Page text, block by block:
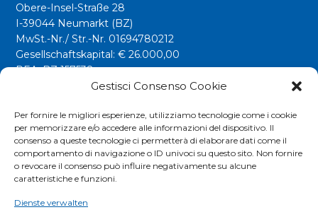
Gestisci Consenso Cookie
Per fornire le migliori esperienze, utilizziamo tecnologie come i cookie
per memorizzare e/o accedere alle informazioni del dispositivo. Il
consenso a queste tecnologie ci permetterà di elaborare dati come il
comportamento di navigazione o ID univoci su questo sito. Non fornire
o revocare il consenso può influire negativamente su alcune
caratteristiche e funzioni.
Dienste verwalten
Obere-Insel-Straße 28
I-39044 Neumarkt (BZ)
MwSt.-Nr./ Str.-Nr. 01694780212
Gesellschaftskapital: € 26.000,00
REA: BZ 157538
info@riwega.com
Tel.+39 0471 827500
Social